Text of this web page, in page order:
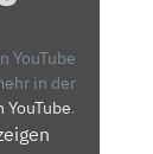
YouTube
in der
.